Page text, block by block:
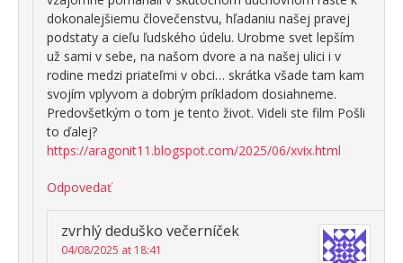
dokonalejšiemu človečenstvu, hľadaniu našej pravej
podstaty a cieľu ľudského údelu. Urobme svet lepším
už sami v sebe, na našom dvore a na našej ulici i v
rodine medzi priateľmi v obci… skrátka všade tam kam
svojím vplyvom a dobrým príkladom dosiahneme.
Predovšetkým o tom je tento život. Videli ste film Pošli
to ďalej?
https://aragonit11.blogspot.com/2025/06/xvix.html
Odpovedať
zvrhlý deduško večerníček
04/08/2025 at 18:41